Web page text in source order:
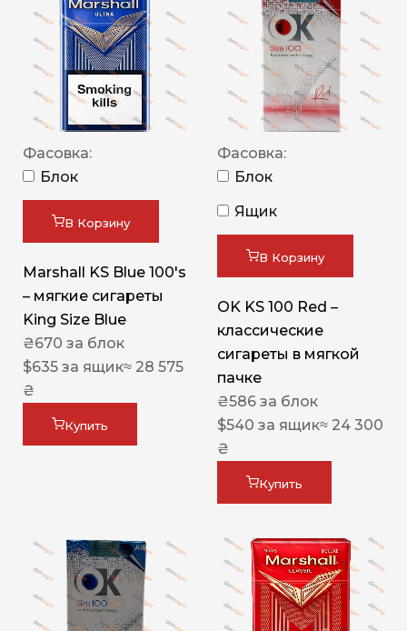
Фасовка:
Блок
В Корзину
Marshall KS Blue 100's
– мягкие сигареты
King Size Blue
₴670 за блок
$635 за ящик≈ 28 575
₴
Купить
Фасовка:
Блок
Ящик
В Корзину
OK KS 100 Red –
классические
сигареты в мягкой
пачке
₴586 за блок
$540 за ящик≈ 24 300
₴
Купить